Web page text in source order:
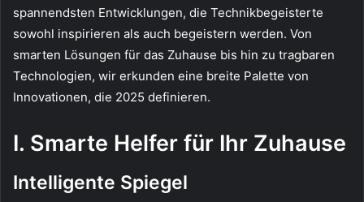
spannendsten Entwicklungen, die Technikbegeisterte
sowohl inspirieren als auch begeistern werden. Von
smarten Lösungen für das Zuhause bis hin zu tragbaren
Technologien, wir erkunden eine breite Palette von
Innovationen, die 2025 definieren.
I. Smarte Helfer für Ihr Zuhause
Intelligente Spiegel